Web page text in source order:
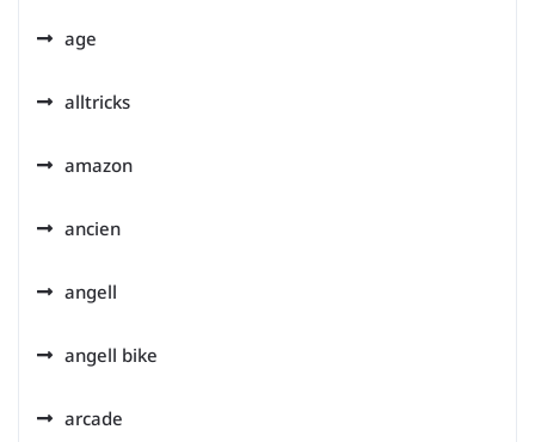
age
alltricks
amazon
ancien
angell
angell bike
arcade